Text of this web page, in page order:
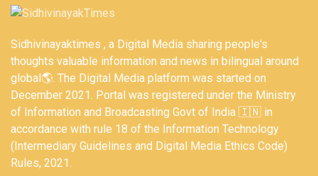
Sidhivinayaktimes , a Digital Media sharing people's
thoughts valuable information and news in bilingual around
global🌎. The Digital Media platform was started on
December 2021. Portal was registered under the Ministry
of Information and Broadcasting Govt of India 🇮🇳 in
accordance with rule 18 of the Information Technology
(Intermediary Guidelines and Digital Media Ethics Code)
Rules, 2021.